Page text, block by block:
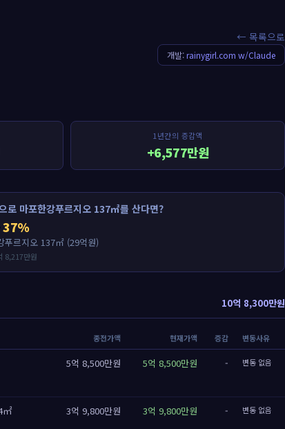
← 목록으로
개발:rainygirl.com w/Claude
1년간의 증감액
+6,577만원
로 마포한강푸르지오 137㎡를 산다면?
37%
푸르지오 137㎡ (29억원)
8,217만원
10억 8,300만원
종전가액 현재가액 증감 변동사유
5억 8,500만원 5억 8,500만원 - 변동 없음
㎡ 3억 9,800만원 3억 9,800만원 - 변동 없음